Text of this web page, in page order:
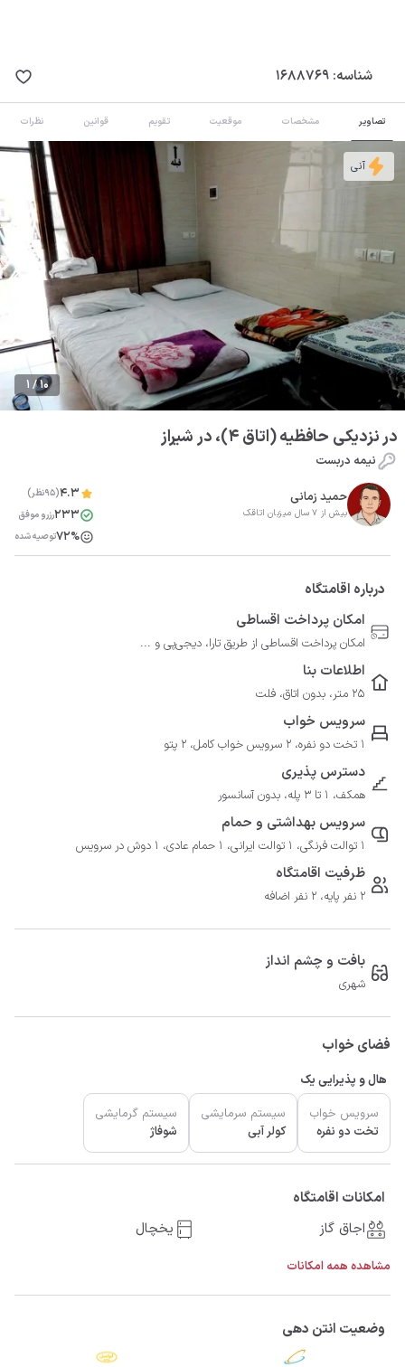
شناسه: 1688769
تصاویر مشخصات موقعیت تقویم قوانین نظرات
1 / 10
آنی
در نزدیکی حافظیه (اتاق 4)، در شیراز
نیمه دربست
حمید زمانی
بیش از 7 سال میزبان اتاقک
4.3(95نظر)
233رزرو موفق
72%توصیه شده
درباره اقامتگاه
امکان پرداخت اقساطی
امکان پرداخت اقساطی از طریق تارا، دیجی‌پی و ...
اطلاعات بنا
25 متر، بدون اتاق، فلت
سرویس خواب
1 تخت دو نفره، 2 سرویس خواب کامل، 2 پتو
دسترس پذیری
همکف، 1 تا 3 پله، بدون آسانسور
سرویس بهداشتی و حمام
1 توالت فرنگی، 1 توالت ایرانی، 1 حمام عادی، 1 دوش در سرویس
ظرفیت اقامتگاه
2 نفر پایه، 2 نفر اضافه
بافت و چشم انداز
شهری
فضای خواب
هال و پذیرایی یک
سرویس خواب
تخت دو نفره
سیستم سرمایشی
کولر آبی
سیستم گرمایشی
شوفاژ
امکانات اقامتگاه
اجاق گاز
یخچال
مشاهده همه امکانات
وضعیت انتن دهی